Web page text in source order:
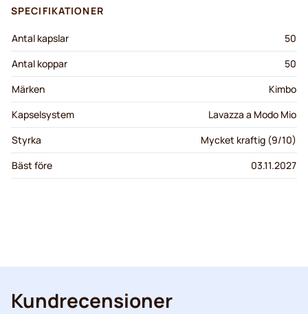
SPECIFIKATIONER
Antal kapslar
50
Antal koppar
50
Märken
Kimbo
Kapselsystem
Lavazza a Modo Mio
Styrka
Mycket kraftig (9/10)
Bäst före
03.11.2027
Kundrecensioner